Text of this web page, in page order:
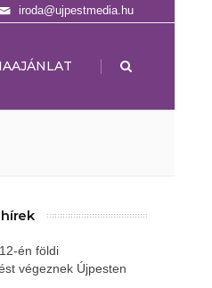
iroda@ujpestmedia.hu
|
én földi
végeznek Újpesten